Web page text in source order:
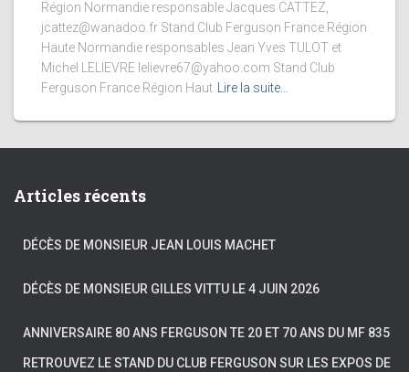
Région Normandie responsable Jacques CATTEZ,
jcattez@wanadoo.fr Stand Club Ferguson France Région
Haute Normandie responsables Jean Yves TULOT et
Michel LELIEVRE lelievre67@yahoo.com Stand Club
Ferguson France Région Haut
Lire la suite…
Articles récents
DÉCÈS DE MONSIEUR JEAN LOUIS MACHET
DÉCÈS DE MONSIEUR GILLES VITTU LE 4 JUIN 2026
ANNIVERSAIRE 80 ANS FERGUSON TE 20 ET 70 ANS DU MF 835
RETROUVEZ LE STAND DU CLUB FERGUSON SUR LES EXPOS DE